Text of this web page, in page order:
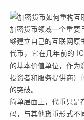
加密货币领域一个重要
够建立自己的互联网原
代币，它在几年前的
的基本价值单位，作为
投资者和服务提供商）
的突破。
简单层面上，代币只是
码，与其他货币形式不